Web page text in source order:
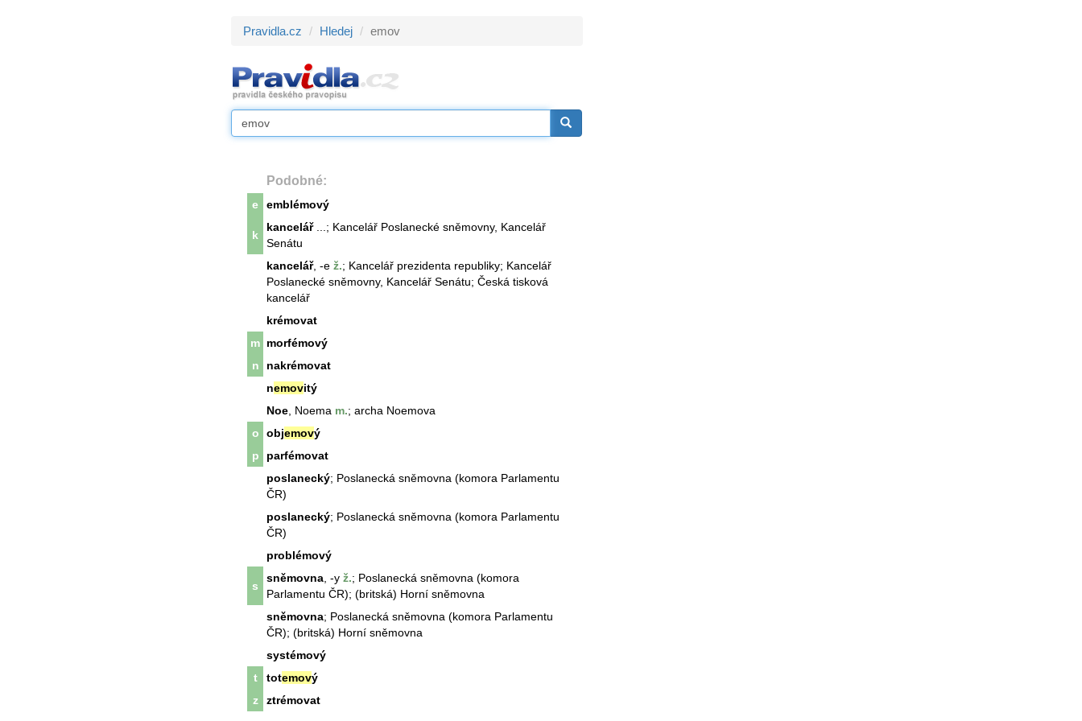
Pravidla.cz Hledej emov
Podobné:
e emblémový
k
kancelář...; Kancelář Poslanecké sněmovny, Kancelář
Senátu
kancelář, -e ž.; Kancelář prezidenta republiky; Kancelář
Poslanecké sněmovny, Kancelář Senátu; Česká tisková
kancelář
krémovat
m morfémový
n
nakrémovat
nemovitý
Noe Noema m.; archa Noemova
o
objemový
p
parfémovat
poslanecký; Poslanecká sněmovna (komora Parlamentu
ČR)
poslanecký; Poslanecká sněmovna (komora Parlamentu
ČR)
problémový
s
sněmovna , -y ž.; Poslanecká sněmovna (komora
Parlamentu ČR); (britská) Horní sněmovna
sněmovna; Poslanecká sněmovna (komora Parlamentu
ČR); (britská) Horní sněmovna
systémový
t
totemový
z
ztrémovat